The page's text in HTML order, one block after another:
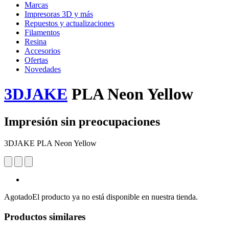
Marcas
Impresoras 3D y más
Repuestos y actualizaciones
Filamentos
Resina
Accesorios
Ofertas
Novedades
3DJAKE PLA Neon Yellow
Impresión sin preocupaciones
3DJAKE PLA Neon Yellow
AgotadoEl producto ya no está disponible en nuestra tienda.
Productos similares